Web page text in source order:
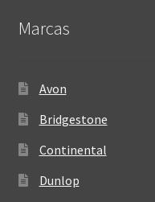
Marcas
Avon
Bridgestone
Continental
Dunlop